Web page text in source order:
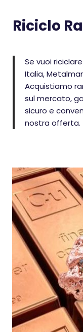
Riciclo
Se vuoi
Italia,
Acquistiamo
sul mercato,
sicuro e
nostra offerta.